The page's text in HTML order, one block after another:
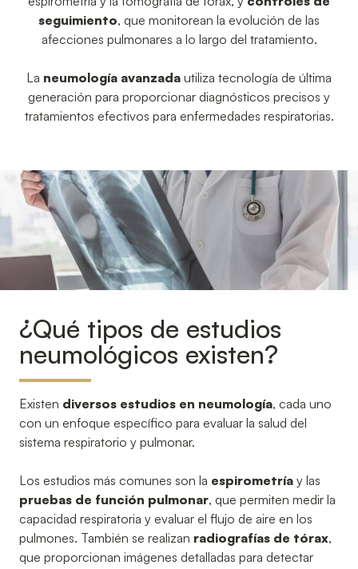
seguimiento, que monitorean la evolución de las
afecciones pulmonares a lo largo del tratamiento.
La neumología avanzada utiliza tecnología de última
generación para proporcionar diagnósticos precisos y
tratamientos efectivos para enfermedades respiratorias.
¿Qué tipos de estudios
neumológicos existen?
Existen diversos estudios en neumología, cada uno
con un enfoque específico para evaluar la salud del
sistema respiratorio y pulmonar.
Los estudios más comunes son la espirometría y las
pruebas de función pulmonar, que permiten medir la
capacidad respiratoria y evaluar el flujo de aire en los
pulmones. También se realizan radiografías de tórax,
que proporcionan imágenes detalladas para detectar